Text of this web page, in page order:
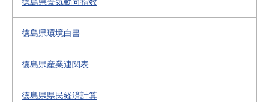
徳島県環境白書
徳島県産業連関表
徳島県県民経済計算